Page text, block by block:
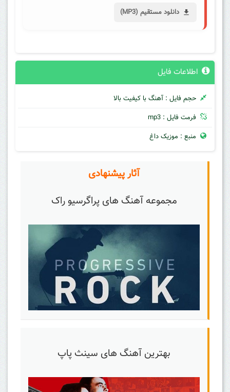
دانلود مستقیم (MP3)
اطلاعات فایل
حجم فایل : آهنگ با کیفیت بالا
فرمت فایل : mp3
منبع : موزیک داغ
آثار پیشنهادی
مجموعه آهنگ های پراگرسیو راک
بهترین آهنگ های سینث پاپ